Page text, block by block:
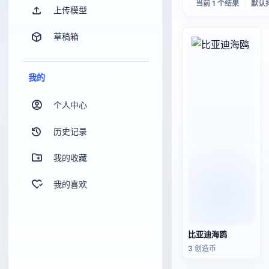
上传模型
草稿箱
我的
个人中心
历史记录
我的收藏
我的喜欢
当前 1 个结果 默认
比亚迪海鸥
3 创造币